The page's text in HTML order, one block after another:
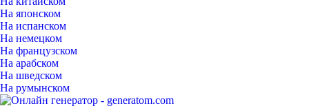
На японском
На испанском
На немецком
На французском
На арабском
На шведском
На румынском